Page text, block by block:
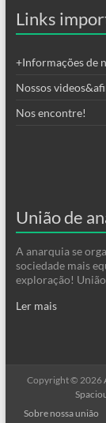
Links
+Informações de
Nossos
Nos encontre!
União de
A anarquia se
sociedade mais
exploração!
Ler mais
Copyright © 2026
Sobre nossa união